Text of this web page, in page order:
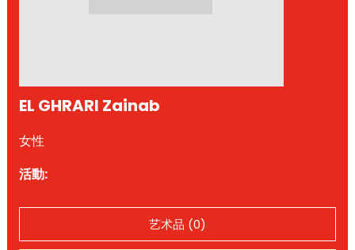
EL GHRARI Zainab
女性
活動:
艺术品 (0)